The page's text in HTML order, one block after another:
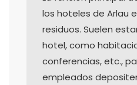
los hoteles de Arlau
residuos. Suelen
hotel, como
conferencias, etc.,
empleados